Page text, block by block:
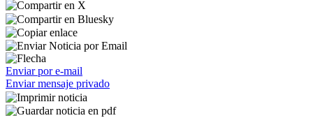
Enviar por e-mail
Enviar mensaje privado